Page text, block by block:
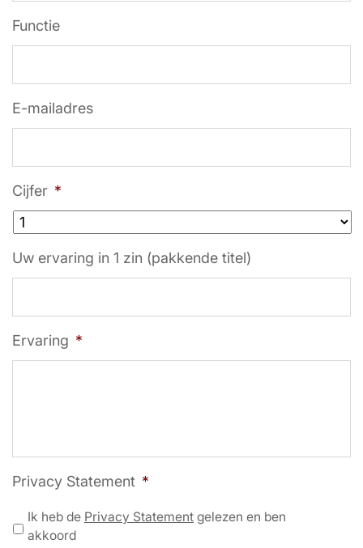
Functie
E-mailadres
Cijfer *
Uw ervaring in 1 zin (pakkende titel)
Ervaring *
Privacy Statement *
Ik heb de Privacy Statement gelezen en ben
akkoord